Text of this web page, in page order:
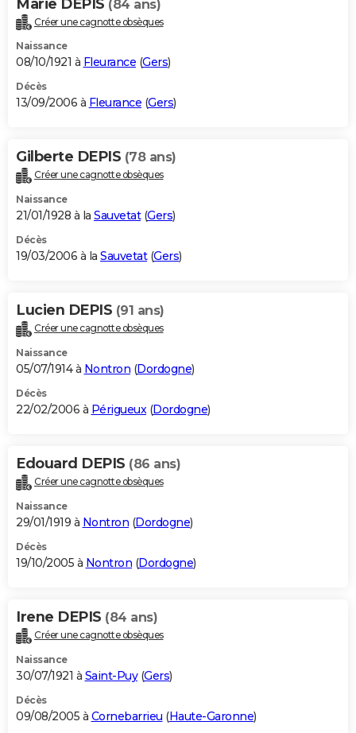
Marie DEPIS (84 ans)
Créer une cagnotte obsèques
Naissance
08/10/1921 à Fleurance (Gers)
Décès
13/09/2006 à Fleurance (Gers)
Gilberte DEPIS (78 ans)
Créer une cagnotte obsèques
Naissance
21/01/1928 à la Sauvetat(Gers)
Décès
19/03/2006 à la Sauvetat(Gers)
Lucien DEPIS (91 ans)
Créer une cagnotte obsèques
Naissance
05/07/1914 à Nontron (Dordogne)
Décès
22/02/2006 à Périgueux(Dordogne)
Edouard DEPIS (86 ans)
Créer une cagnotte obsèques
Naissance
29/01/1919 à Nontron (Dordogne)
Décès
19/10/2005 à Nontron (Dordogne)
Irene DEPIS (84 ans)
Créer une cagnotte obsèques
Naissance
30/07/1921 à Saint-Puy(Gers)
Décès
09/08/2005 à Cornebarrieu (Haute-Garonne)